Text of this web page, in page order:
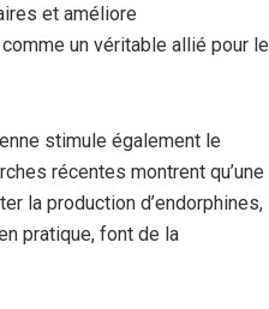
et améliore
un véritable allié pour le
stimule également le
récentes montrent qu’une
la production d’endorphines,
pratique, font de la